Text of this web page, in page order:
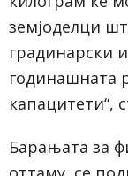
земјоделци
градинарски
годинашната
Барањата за